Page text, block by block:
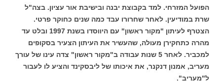
הפועל המזרחי. למד בקבוצת יבנה ובישיבת אור עציון. בצה"ל
שרת במודיעין. לאחר שחרורו עבד כמה שנים כחוקר פרטי.
הצטרף לעיתון "מקור ראשון" עם היווסדו בשנת 1997 ובלט עד
מהרה כתחקירן מעולה, שהעשיר את העיתון הצעיר בסקופים
למכביר. לאחר 5 שנות עבודה ב"מקור ראשון" צדה עינו של עורך
מעריב, אמנון דנקנר, את איכותו של ליבסקינד והציע לו לעבור
ל"מעריב".